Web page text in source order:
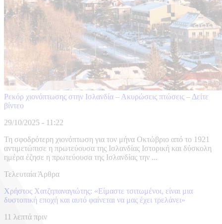
Ρεκόρ χιονόπτωσης στην Ισλανδία – Ακυρώσεις πτώσεις – Δείτε
βίντεο
29/10/2025 - 11:22
Τη σφοδρότερη χιονόπτωση για τον μήνα Οκτώβριο από το 1921
αντιμετώπισε η πρωτεύουσα της Ισλανδίας Ιστορική και δύσκολη
ημέρα έζησε η πρωτεύουσα της Ισλανδίας την ...
Τελευταία Άρθρα
Χρήστος Χατζηπαναγιώτης: «Είμαστε τσιτωμένοι, είναι μια
δυστοπική εποχή και αυτό φαίνεται να μας έχει τρελάνει»
11 λεπτά πριν